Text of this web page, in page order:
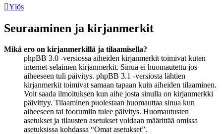
Ylös
Seuraaminen ja kirjanmerkit
Mikä ero on kirjanmerkillä ja tilaamisella?
phpBB 3.0 -versiossa aiheiden kirjanmerkit toimivat kuten
internet-selaimen kirjanmerkit. Sinua ei huomautettu jos
aiheeseen tuli päivitys. phpBB 3.1 -versiosta lähtien
kirjanmerkit toimivat samaan tapaan kuin aiheiden tilaaminen.
Voit saada ilmoituksen kun aihe josta sinulla on kirjanmerkki
päivittyy. Tilaaminen puolestaan huomauttaa sinua kun
aiheeseen tai foorumiin tulee päivitys. Huomautusten
asetukset ja tilausten asetukset voidaan määrittää omissa
asetuksissa kohdassa “Omat asetukset”.